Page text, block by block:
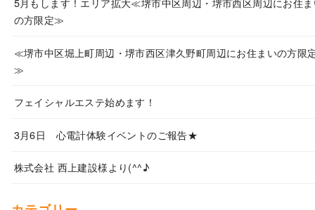
の方限定≫
≪堺市中区堀上町周辺・堺市西区津久野町周辺にお住まいの方限
≫
フェイシャルエステ始めます！
3月6日 心電計体験イベントのご報告★
株式会社 西上建設様より(^^♪